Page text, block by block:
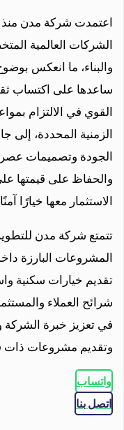
اعتمدت شركة مدن منذ
الشركات العالمية
والبناء، ما انعكس
ساعدها على اكتساب
القوي في الالتزام
الزمنية المحددة، إلى
الجودة وتصميمات
والحفاظ على قيمتها
الاستثمار معها خيارًا
تتمتع شركة مدن
المشروعات البارزة
تقديم خيارات سكنية
شرائح العملاء
في تعزيز خبرة
وتقديم مشروعات ذات
واتساب
اتصل بنا